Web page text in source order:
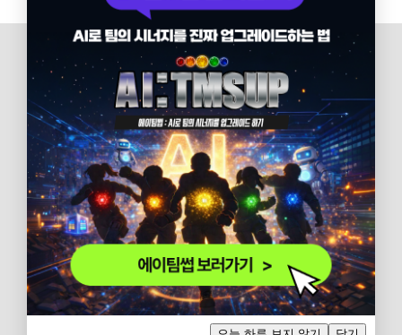
NEWS &NOTICE
이음길의 최신 소식과 보도자료를 확인하실 수 있습니다.